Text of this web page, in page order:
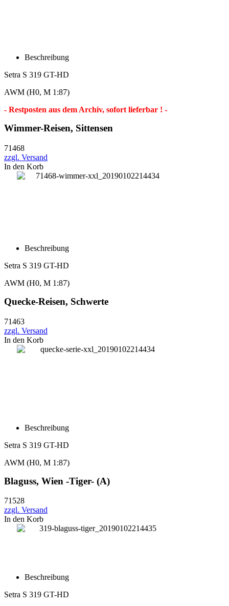
Beschreibung
Setra S 319 GT-HD
AWM (H0, M 1:87)
- Restposten aus dem Archiv, sofort lieferbar ! -
Wimmer-Reisen, Sittensen
71468
zzgl. Versand
In den Korb
Beschreibung
Setra S 319 GT-HD
AWM (H0, M 1:87)
Quecke-Reisen, Schwerte
71463
zzgl. Versand
In den Korb
Beschreibung
Setra S 319 GT-HD
AWM (H0, M 1:87)
Blaguss, Wien -Tiger- (A)
71528
zzgl. Versand
In den Korb
Beschreibung
Setra S 319 GT-HD